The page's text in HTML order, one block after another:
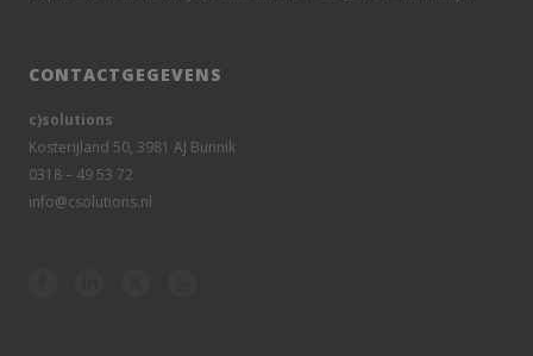
CONTACTGEGEVENS
c)solutions
Kosterijland 50, 3981 AJ Bunnik
0318 – 49 53 72
info@csolutions.nl